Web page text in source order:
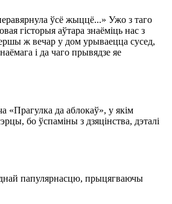
ўсё жыццё...» Ужо з таго
гісторыя аўтара знаёміць нас з
ж вечар у дом урываецца сусед,
і да чаго прывядзе яе
«Прагулка да аблокаў», у якім
бо ўспаміны з дзяцінства, дэталі
папулярнасцю, прыцягваючы